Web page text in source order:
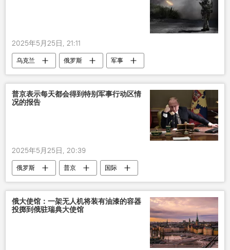
2025年5月25日, 21:11
乌克兰 俄罗斯
军事
俄罗斯在乌克兰的特别军事行动
普京表示每天都会得到特别军事行动区情
况的报告
2025年5月25日, 20:39
俄罗斯 普京 国际
俄大使馆：一架无人机将装有油漆的容器
投掷到俄驻瑞典大使馆